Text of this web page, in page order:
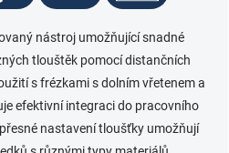
nástroj umožňující snadné
tlouštěk pomocí distančních
s frézkami s dolním vřetenem a
efektivní integraci do pracovního
nastavení tloušťky umožňují